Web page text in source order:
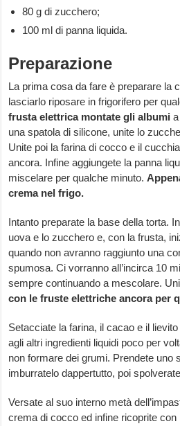
80 g di zucchero;
100 ml di panna liquida.
Preparazione
La prima cosa da fare è preparare la
lasciarlo riposare in frigorifero per
frusta elettrica montate gli albumi
una spatola di silicone, unite lo
Unite poi la farina di cocco e il
ancora. Infine aggiungete la panna
miscelare per qualche minuto.
crema nel frigo.
Intanto preparate la base della torta.
uova e lo zucchero e, con la frusta,
quando non avranno raggiunto una
spumosa. Ci vorranno all’incirca 10
sempre continuando a mescolare.
con le fruste elettriche ancora per
Setacciate la farina, il cacao e il
agli altri ingredienti liquidi poco per
non formare dei grumi. Prendete uno
imburratelo dappertutto, poi
Versate al suo interno metà
crema di cocco ed infine ricoprite con